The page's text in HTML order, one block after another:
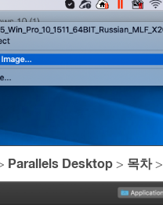
Parallels Desktop > 목차>